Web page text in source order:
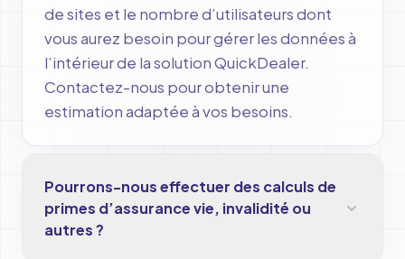
de sites et le nombre d’utilisateurs dont
vous aurez besoin pour gérer les données à
l’intérieur de la solution QuickDealer.
Contactez-nous pour obtenir une
estimation adaptée à vos besoins.
Pourrons-nous effectuer des calculs de
primes d’assurance vie, invalidité ou
autres ?